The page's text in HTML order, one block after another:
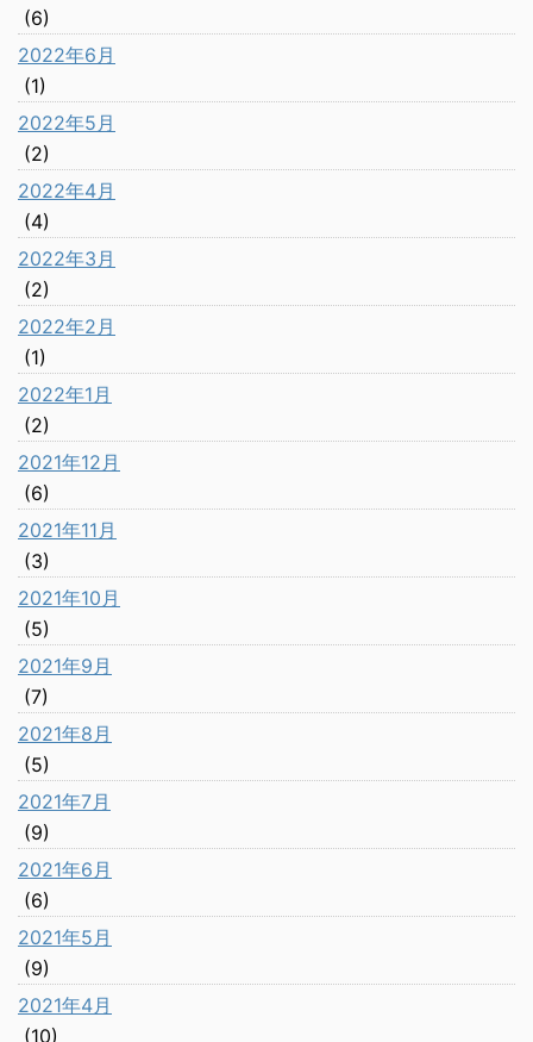
(6)
2022年6月
(1)
2022年5月
(2)
2022年4月
(4)
2022年3月
(2)
2022年2月
(1)
2022年1月
(2)
2021年12月
(6)
2021年11月
(3)
2021年10月
(5)
2021年9月
(7)
2021年8月
(5)
2021年7月
(9)
2021年6月
(6)
2021年5月
(9)
2021年4月
(10)